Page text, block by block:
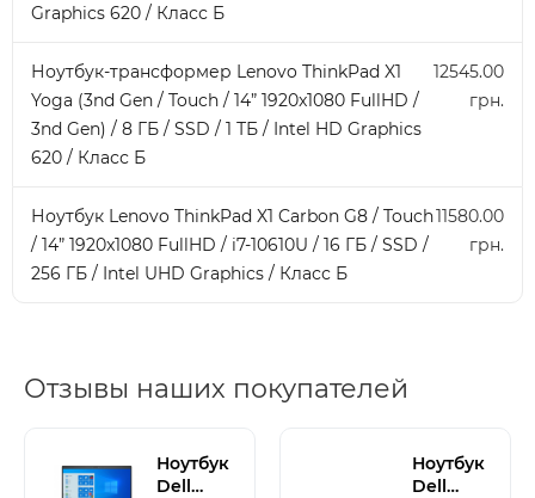
Graphics 620 / Класс Б
Ноутбук-трансформер Lenovo ThinkPad X1
Yoga (3nd Gen / Touch / 14” 1920x1080 FullHD /
3nd Gen) / 8 ГБ / SSD / 1 ТБ / Intel HD Graphics
620 / Класс Б
12545.00
грн.
Ноутбук Lenovo ThinkPad X1 Carbon G8 / Touch
/ 14” 1920x1080 FullHD / i7-10610U / 16 ГБ / SSD /
256 ГБ / Intel UHD Graphics / Класс Б
11580.00
грн.
Отзывы наших покупателей
Ноутбук
Dell
Ноутбук
Dell